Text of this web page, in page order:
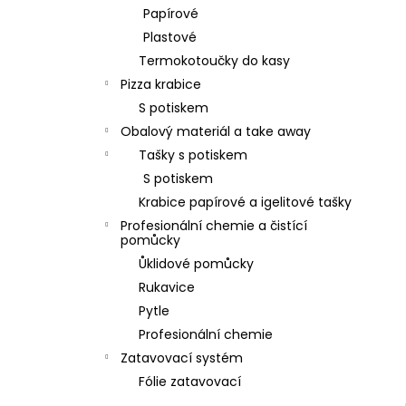
Papírové
Plastové
Termokotoučky do kasy
Pizza krabice
S potiskem
Obalový materiál a take away
Tašky s potiskem
S potiskem
Krabice papírové a igelitové tašky
Profesionální chemie a čistící
pomůcky
Ůklidové pomůcky
Rukavice
Pytle
Profesionální chemie
Zatavovací systém
Fólie zatavovací